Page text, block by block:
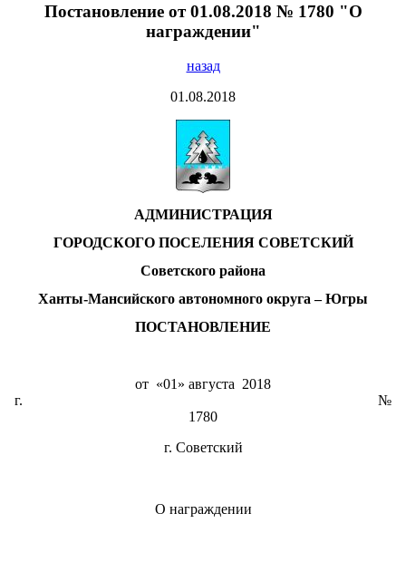
Постановление от 01.08.2018 № 1780 "О
награждении"
назад
01.08.2018
АДМИНИСТРАЦИЯ
ГОРОДСКОГО ПОСЕЛЕНИЯ СОВЕТСКИЙ
Советского района
Ханты-Мансийского автономного округа – Югры
ПОСТАНОВЛЕНИЕ
от «01» августа 2018
г. №
1780
г. Советский
О награждении